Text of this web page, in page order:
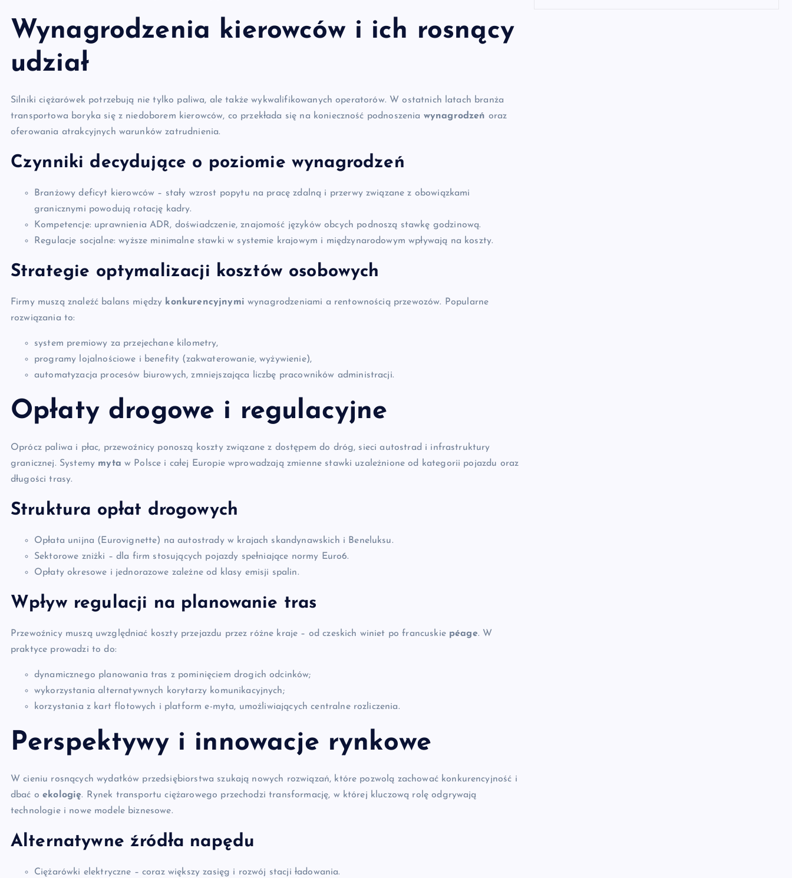
Wynagrodzenia kierowców i ich rosnący
udział
Silniki ciężarówek potrzebują nie tylko paliwa, ale także wykwalifikowanych operatorów. W ostatnich latach branża
transportowa boryka się z niedoborem kierowców, co przekłada się na konieczność podnoszenia wynagrodzeń oraz
oferowania atrakcyjnych warunków zatrudnienia.
Czynniki decydujące o poziomie wynagrodzeń
Branżowy deficyt kierowców – stały wzrost popytu na pracę zdalną i przerwy związane z obowiązkami
granicznymi powodują rotację kadry.
Kompetencje: uprawnienia ADR, doświadczenie, znajomość języków obcych podnoszą stawkę godzinową.
Regulacje socjalne: wyższe minimalne stawki w systemie krajowym i międzynarodowym wpływają na koszty.
Strategie optymalizacji kosztów osobowych
Firmy muszą znaleźć balans między konkurencyjnymi wynagrodzeniami a rentownością przewozów. Popularne
rozwiązania to:
system premiowy za przejechane kilometry,
programy lojalnościowe i benefity (zakwaterowanie, wyżywienie),
automatyzacja procesów biurowych, zmniejszająca liczbę pracowników administracji.
Opłaty drogowe i regulacyjne
Oprócz paliwa i płac, przewoźnicy ponoszą koszty związane z dostępem do dróg, sieci autostrad i infrastruktury
granicznej. Systemy myta w Polsce i całej Europie wprowadzają zmienne stawki uzależnione od kategorii pojazdu oraz
długości trasy.
Struktura opłat drogowych
Opłata unijna (Eurovignette) na autostrady w krajach skandynawskich i Beneluksu.
Sektorowe zniżki – dla firm stosujących pojazdy spełniające normy Euro6.
Opłaty okresowe i jednorazowe zależne od klasy emisji spalin.
Wpływ regulacji na planowanie tras
Przewoźnicy muszą uwzględniać koszty przejazdu przez różne kraje – od czeskich winiet po francuskie péage. W
praktyce prowadzi to do:
dynamicznego planowania tras z pominięciem drogich odcinków;
wykorzystania alternatywnych korytarzy komunikacyjnych;
korzystania z kart flotowych i platform e-myta, umożliwiających centralne rozliczenia.
Perspektywy i innowacje rynkowe
W cieniu rosnących wydatków przedsiębiorstwa szukają nowych rozwiązań, które pozwolą zachować konkurencyjność i
dbać oekologię. Rynek transportu ciężarowego przechodzi transformację, w której kluczową rolę odgrywają
technologie i nowe modele biznesowe.
Alternatywne źródła napędu
Ciężarówki elektryczne – coraz większy zasięg i rozwój stacji ładowania.